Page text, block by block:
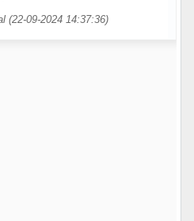
(22-09-2024 14:37:36)